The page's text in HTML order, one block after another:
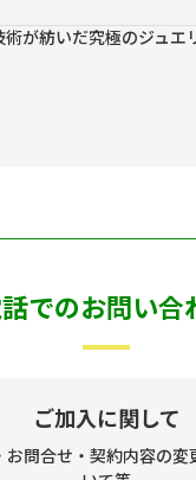
ネイチャー探訪 ＃１６
ら版
ｒｉｐｐｅｒ ＃７９
＃４４８ 丹波と京を結
！関ガールＮＥＸＴ
・バファローズが好き
ｕｔｕｒｅ２０３０
史のぶらりまいり 「郡
＃４４８ 丹波と京を結
ら版にオシャレネイル
術が紡いだ究極のジュエ
術が紡いだ究極のジュエ
術が紡いだ究極のジュエ
でのお問い合
ご加入に関して
お問合せ・契約内容の変